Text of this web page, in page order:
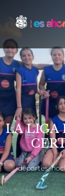
LA LIGA
deportes,